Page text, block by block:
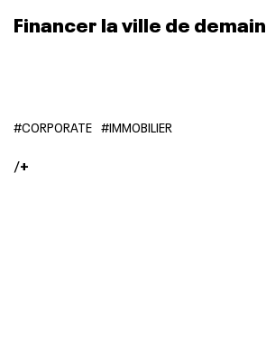
Financer la ville de demain
#CORPORATE #IMMOBILIER
/+